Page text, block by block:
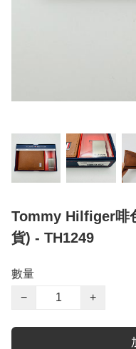
Tommy Hilfiger啡
貨) - TH1249
數量
−
+